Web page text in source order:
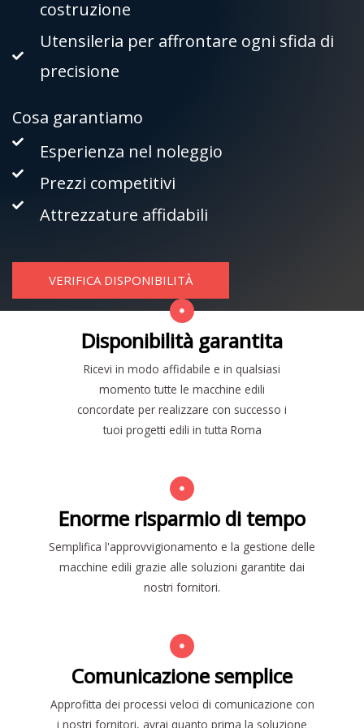
costruzione
Utensileria per affrontare ogni sfida di
precisione
Cosa garantiamo
Esperienza nel noleggio
Prezzi competitivi
Attrezzature affidabili
VERIFICA DISPONIBILITÀ
Disponibilità garantita
Ricevi in modo affidabile e in qualsiasi
momento tutte le macchine edili
concordate per realizzare con successo i
tuoi progetti edili in tutta Roma
Enorme risparmio di tempo
Semplifica l'approvvigionamento e la gestione delle
macchine edili grazie alle soluzioni garantite dai
nostri fornitori.
Comunicazione semplice
Approfitta dei processi veloci di comunicazione con
i nostri fornitori, avrai quanto prima la soluzione